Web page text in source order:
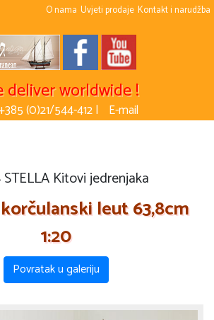
O nama Uvjeti prodaje Kontakt i narudžba
deliver worldwide !
(0)21/544-412 | E-mail
STELLA Kitovi jedrenjaka
leut 63,8cm
1:20
Povratak u galeriju